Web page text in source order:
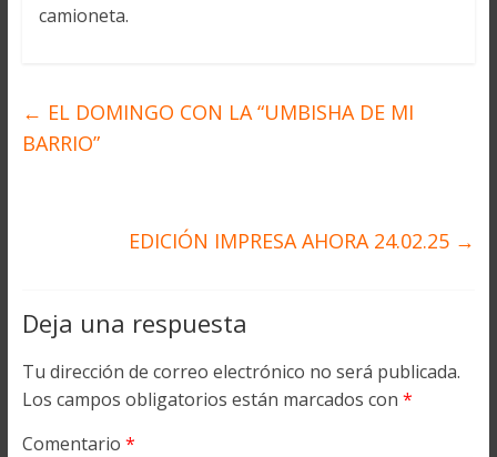
camioneta.
← EL DOMINGO CON LA “UMBISHA DE MI
BARRIO”
EDICIÓN IMPRESA AHORA 24.02.25 →
Deja una respuesta
Tu dirección de correo electrónico no será publicada.
Los campos obligatorios están marcados con *
Comentario *